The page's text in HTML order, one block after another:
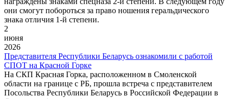
они смогут побороться за право ношения геральдического
знака отличия 1-й степени.
2
июня
2026
Представителя Республики Беларусь ознакомили с работой
СПОТ на Красной Горке
На СКП Красная Горка, расположенном в Смоленской
области на границе с РБ, прошла встреча с представителем
Посольства Республики Беларусь в Российской Федерации в